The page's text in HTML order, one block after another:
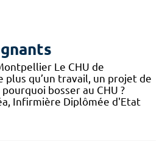
Le CHU de
qu’un travail, un projet de
pourquoi bosser au CHU ?
Infirmière Diplômée d'Etat